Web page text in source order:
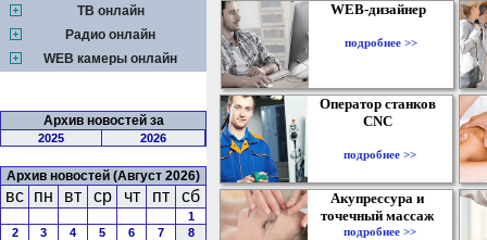
ТВ онлайн
Радио онлайн
WEB камеры онлайн
Архив новостей за
2025 2026
Архив новостей (Август 2026)
вс пн вт ср чт пт сб
1
2
3 4 5 6 7 8
WEB-дизайнер
подробнее >>
Оператор станков
CNC
подробнее >>
Акупрессура и
точечный массаж
подробнее >>